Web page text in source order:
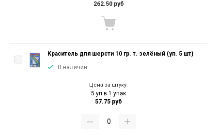
262.50 руб
Краситель для шерсти 10 гр. т. зелёный (уп. 5 шт)
В наличии
Цена за штуку:
5 уп в 1 упак
57.75 руб